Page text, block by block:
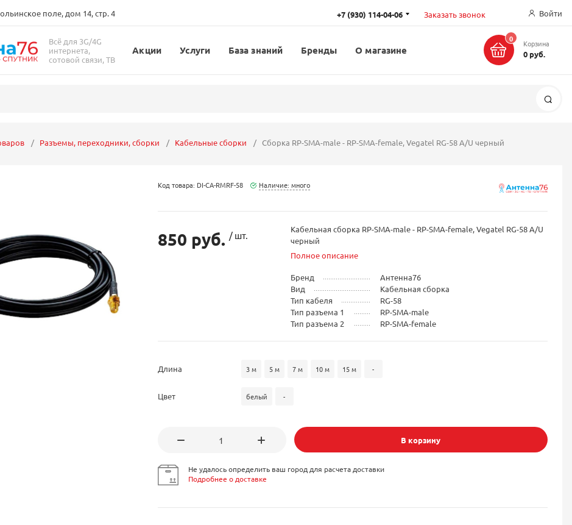
поле, дом 14, стр. 4 +7 (930) 114-04-06 Заказать звонок Войти
Всё для 3G/4G
интернета,
сотовой связи, ТВ
Акции Услуги База знаний Бренды О магазине
0 Корзина
0 руб.
Разъемы, переходники, сборки Кабельные сборки Сборка RP-SMA-male - RP-SMA-female, Vegatel RG-58 A/U черный
Код товара: DI-CA-RMRF-58 Наличие: много
850 руб. / шт.
Кабельная сборка RP-SMA-male - RP-SMA-female, Vegatel RG-58 A/U
черный
Полное описание
Бренд
Антенна76
Вид
Кабельная сборка
Тип кабеля
RG-58
Тип разъема 1
RP-SMA-male
Тип разъема 2
RP-SMA-female
Длина 3 м 5 м 7 м 10 м 15 м -
Цвет белый -
В корзину
Не удалось определить ваш город для расчета доставки
Подробнее о доставке